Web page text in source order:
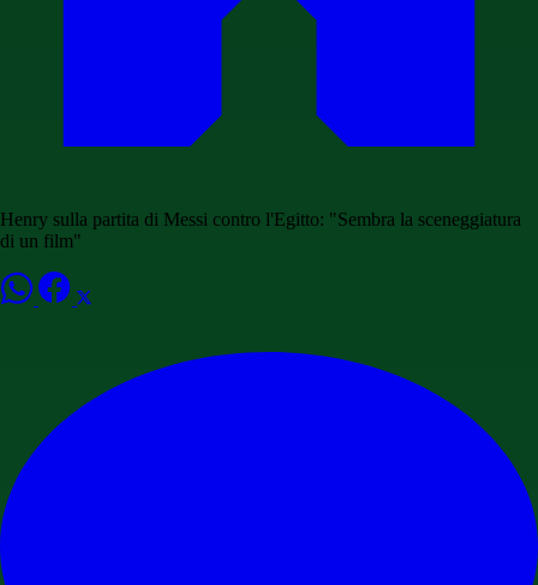
Henry sulla partita di Messi contro l'Egitto: "Sembra la sceneggiatura
di un film"